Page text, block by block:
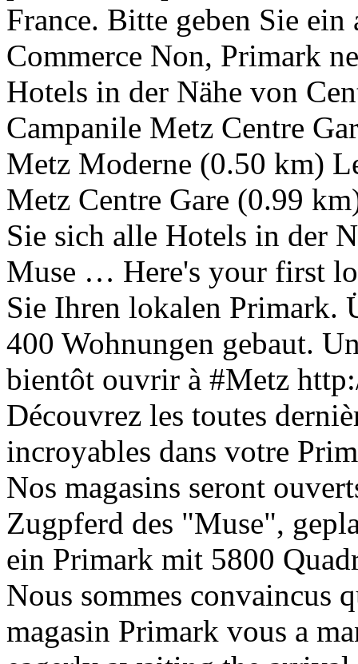
France. Bitte geben Sie
Commerce Non, Primark
Hotels in der Nähe von
Campanile Metz Centre
Metz Moderne (0.50 km)
Metz Centre Gare (0.99
Sie sich alle Hotels in der
Muse … Here's your first
Sie Ihren lokalen Primark.
400 Wohnungen gebaut.
bientôt ouvrir à #Metz
Découvrez les toutes
incroyables dans votre
Nos magasins seront
Zugpferd des "Muse",
ein Primark mit 5800
Nous sommes convaincus
magasin Primark vous a